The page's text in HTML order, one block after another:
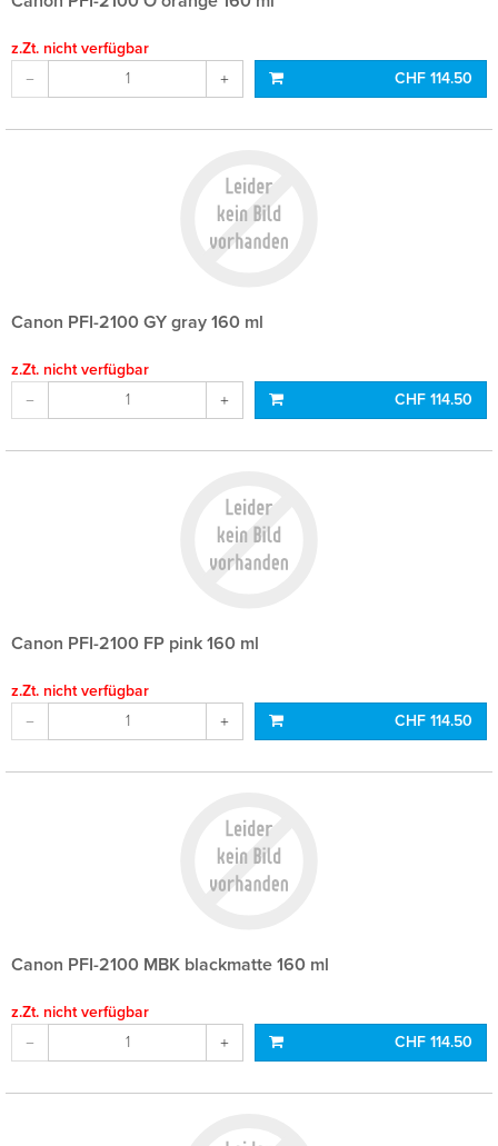
z.Zt. nicht verfügbar
CHF 114.50
Canon PFI-2100 GY gray 160 ml
z.Zt. nicht verfügbar
CHF 114.50
Canon PFI-2100 FP pink 160 ml
z.Zt. nicht verfügbar
CHF 114.50
Canon PFI-2100 MBK blackmatte 160 ml
z.Zt. nicht verfügbar
CHF 114.50